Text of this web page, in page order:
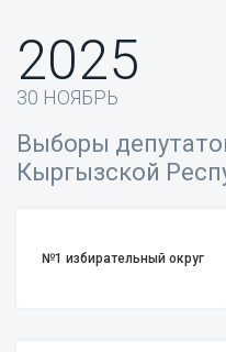
2025
30 НОЯБРЬ
Выборы
Кыргызской
№1 избирательный округ